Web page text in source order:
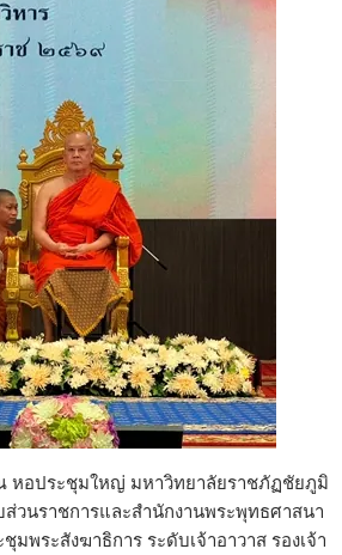
หอประชุมใหญ่ มหาวิทยาลัยราชภัฏชัยภูมิ
วนราชการและสำนักงานพระพุทธศาสนา
พระสังฆาธิการ ระดับเจ้าอาวาส รองเจ้า